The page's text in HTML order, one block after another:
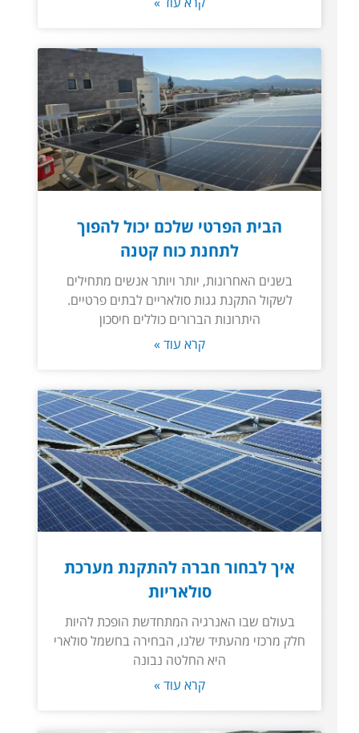
הבית הפרטי שלכם יכול להפוך
לתחנת כוח קטנה
בשנים האחרונות, יותר ויותר אנשים מתחילים
לשקול התקנת גגות סולאריים לבתים פרטיים.
היתרונות הברורים כוללים חיסכון
קרא עוד »
איך לבחור חברה להתקנת מערכת
סולאריות
בעולם שבו האנרגיה המתחדשת הופכת להיות
חלק מרכזי מהעתיד שלנו, הבחירה בחשמל סולארי
היא החלטה נבונה
קרא עוד »